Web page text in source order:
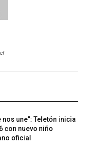
nos une”: Teletón inicia
con nuevo niño
oficial